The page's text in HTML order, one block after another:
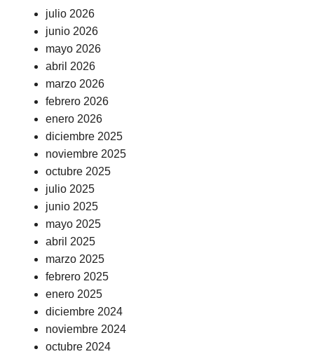
julio 2026
junio 2026
mayo 2026
abril 2026
marzo 2026
febrero 2026
enero 2026
diciembre 2025
noviembre 2025
octubre 2025
julio 2025
junio 2025
mayo 2025
abril 2025
marzo 2025
febrero 2025
enero 2025
diciembre 2024
noviembre 2024
octubre 2024